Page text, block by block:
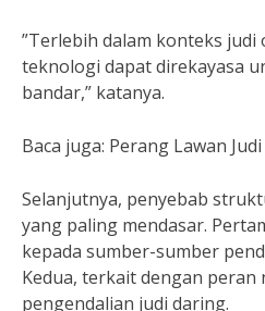
”Terlebih dalam konteks judi
teknologi dapat direkayasa
bandar,” katanya.
Baca juga: Perang Lawan
Selanjutnya, penyebab
yang paling mendasar.
kepada sumber-sumber
Kedua, terkait dengan peran
pengendalian judi daring.